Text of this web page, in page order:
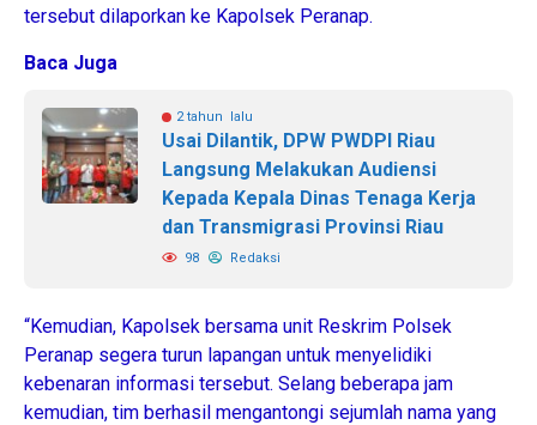
tersebut dilaporkan ke Kapolsek Peranap.
Baca Juga
2 tahun lalu
Usai Dilantik, DPW PWDPI Riau
Langsung Melakukan Audiensi
Kepada Kepala Dinas Tenaga Kerja
dan Transmigrasi Provinsi Riau
98 Redaksi
“Kemudian, Kapolsek bersama unit Reskrim Polsek
Peranap segera turun lapangan untuk menyelidiki
kebenaran informasi tersebut. Selang beberapa jam
kemudian, tim berhasil mengantongi sejumlah nama yang